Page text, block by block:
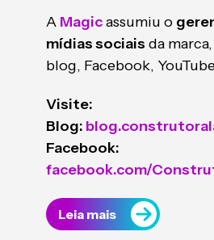
A Magicassumiu o
mídias sociais da
blog, Facebook,
Visite:
Blog:
Facebook:
facebook.com/
Leia mais